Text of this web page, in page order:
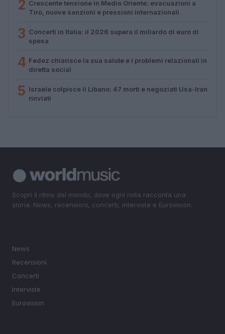
2 Crescente tensione in Medio Oriente: evacuazioni a
Tiro, nuove sanzioni e pressioni internazionali
3 Concerti in Italia: il 2026 supera il miliardo di euro di
spesa
4 Fedez chiarisce la sua salute e i problemi relazionali in
diretta social
5 Israele colpisce il Libano: 47 morti e negoziati Usa-Iran
rinviati
Scopri il ritmo del mondo, dove ogni nota racconta una
storia. News, recensioni, concerti, interviste e Eurovision.
News
Recensioni
Concerti
Interviste
Eurovision